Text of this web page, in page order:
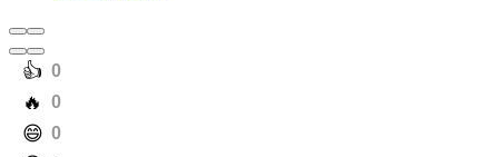
️👍 0
️🔥 0
️😄 0